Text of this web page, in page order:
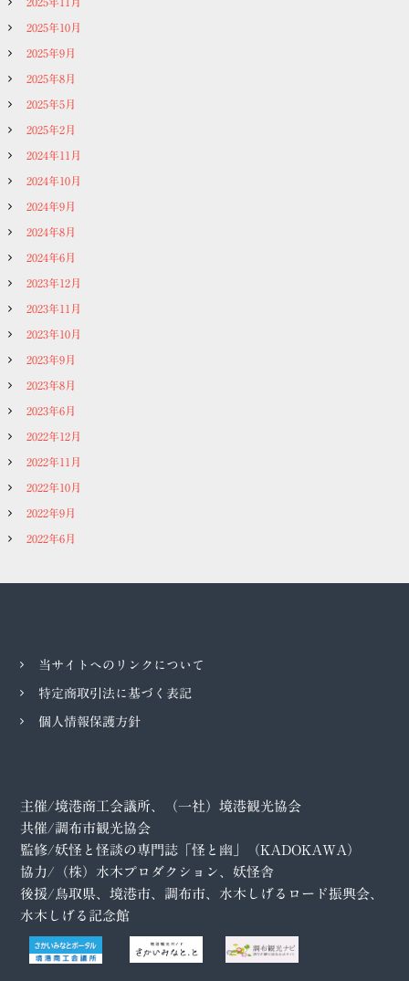
2025年10月
2025年9月
2025年8月
2025年5月
2025年2月
2024年11月
2024年10月
2024年9月
2024年8月
2024年6月
2023年12月
2023年11月
2023年10月
2023年9月
2023年8月
2023年6月
2022年12月
2022年11月
2022年10月
2022年9月
2022年6月
当サイトへのリンクについて
特定商取引法に基づく表記
個人情報保護方針
主催/境港商工会議所、（一社）境港観光協会
共催/調布市観光協会
監修/妖怪と怪談の専門誌「怪と幽」（KADOKAWA）
協力/（株）水木プロダクション、妖怪舎
後援/鳥取県、境港市、調布市、水木しげるロード振興会、
水木しげる記念館